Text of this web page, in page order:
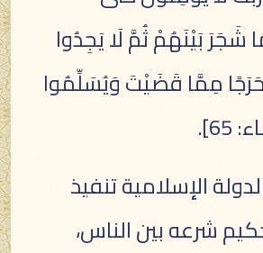
بَيْنَهُمْ ثُمَّ لَا يَجِدُوا
مِمَّا قَضَيْتَ وَيُسَلِّمُوا
الإسلامية تنفيذ
شرعه بين الناس،